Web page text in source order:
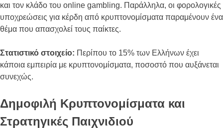
και τον κλάδο του online gambling. Παράλληλα, οι φορολογικές
υποχρεώσεις για κέρδη από κρυπτονομίσματα παραμένουν ένα
θέμα που απασχολεί τους παίκτες.
Στατιστικό στοιχείο: Περίπου το 15% των Ελλήνων έχει
κάποια εμπειρία με κρυπτονομίσματα, ποσοστό που αυξάνεται
συνεχώς.
Δημοφιλή Κρυπτονομίσματα και
Στρατηγικές Παιχνιδιού